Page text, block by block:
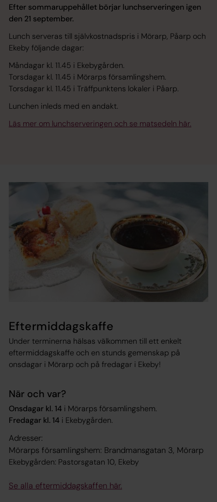
Efter sommaruppehållet börjar lunchserveringen igen
den 21 september.
Lunch serveras till självkostnadspris i Mörarp, Påarp och
Ekeby följande dagar:
Måndagar kl. 11.45 i Ekebygården.
Torsdagar kl. 11.45 i Mörarps församlingshem.
Torsdagar kl. 11.45 i Träffpunktens lokaler i Påarp.
Lunchen inleds med en andakt.
Läs mer om lunchserveringen och se matsedeln här.
Eftermiddagskaffe
Under terminerna hälsas välkommen till ett enkelt
eftermiddagskaffe och en stunds gemenskap på
onsdagar i Mörarp och på fredagar i Ekeby!
När och var?
Onsdagar kl. 14 i Mörarps församlingshem.
Fredagar kl. 14 i Ekebygården.
Adresser:
Mörarps församlingshem: Brandmansgatan 3, Mörarp
Ekebygården: Pastorsgatan 10, Ekeby
Se alla eftermiddagskaffen här.